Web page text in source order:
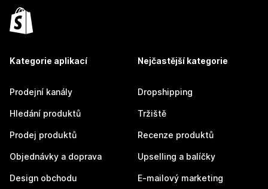
Kategorie aplikací
Prodejní kanály
Hledání produktů
Prodej produktů
Objednávky a doprava
Design obchodu
Nejčastější kategorie
Dropshipping
Tržiště
Recenze produktů
Upselling a balíčky
E-mailový marketing